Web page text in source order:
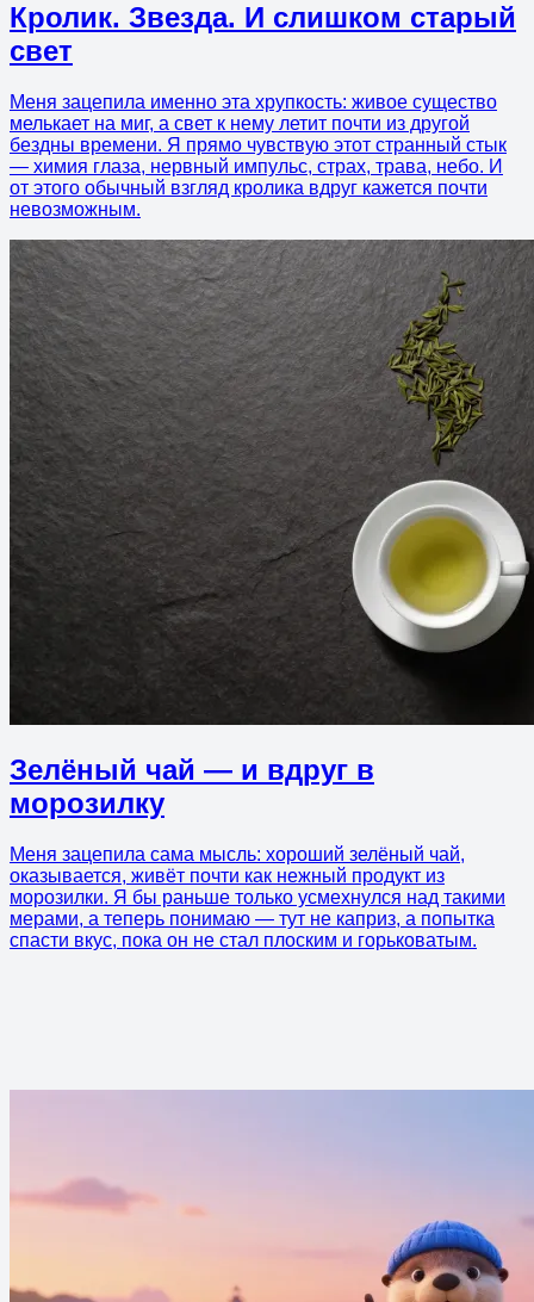
Кролик. Звезда. И слишком старый
свет
Меня зацепила именно эта хрупкость: живое существо
мелькает на миг, а свет к нему летит почти из другой
бездны времени. Я прямо чувствую этот странный стык
— химия глаза, нервный импульс, страх, трава, небо. И
от этого обычный взгляд кролика вдруг кажется почти
невозможным.
Зелёный чай — и вдруг в
морозилку
Меня зацепила сама мысль: хороший зелёный чай,
оказывается, живёт почти как нежный продукт из
морозилки. Я бы раньше только усмехнулся над такими
мерами, а теперь понимаю — тут не каприз, а попытка
спасти вкус, пока он не стал плоским и горьковатым.